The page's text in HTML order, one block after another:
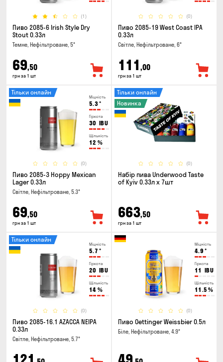
(1)
Пиво 2085-6 Irish Style Dry
Stout 0.33л
Темне, Нефільтроване, 5°
69,50
грн за 1 шт
(0)
Пиво 2085-19 West Coast IPA
0.33л
Світле, Нефільтроване, 6°
111 ,00
грн за 1 шт
Міцність
5.3°
Гіркота
30 IBU
Щільність
12 %
(0)
Тільки онлайн
Пиво 2085-3 Hoppy Mexican
Lager 0.33л
Світле, Нефільтроване, 5.3°
69,50
грн за 1 шт
(0)
Тільки онлайн
Новинка
Набір пива Underwood Taste
of Kyiv 0.33л x 7шт
663,50
грн за 1 шт
Міцність
5.7 °
Гіркота
20 IBU
Щільність
14 %
(0)
Тільки онлайн
Пиво 2085-16.1 AZACCA NEIPA
0.33л
Світле, Нефільтроване, 5.7°
Міцність
4.9 °
Гіркота
11 IBU
Щільність
11.5 %
(0)
Пиво Oettinger Weissbier 0.5л
Біле, Нефільтроване, 4.9°